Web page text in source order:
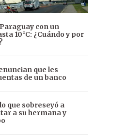
con un
10°C: ¿Cuándo y por
que les
de un banco
que sobreseyó a
a su hermana y